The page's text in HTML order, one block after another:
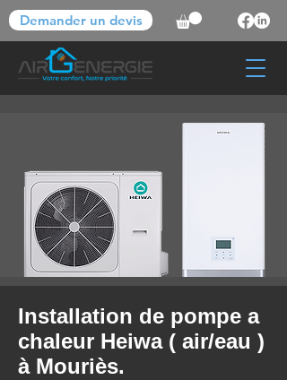
Demander un devis
Installation de pompe a
chaleur Heiwa ( air/eau )
à Mouriès.